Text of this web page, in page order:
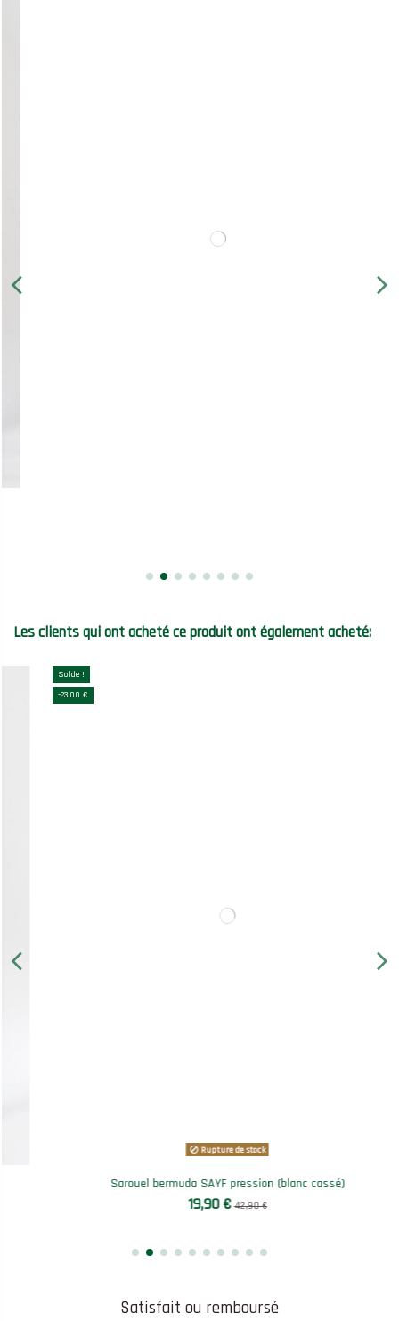
Les clients qui ont acheté ce produit ont également acheté:
-23,00 €
Rupture de stock
Sarouel bermuda SAYF pression (blanc cassé)
19,90 €42,90 €
Satisfait ou remboursé